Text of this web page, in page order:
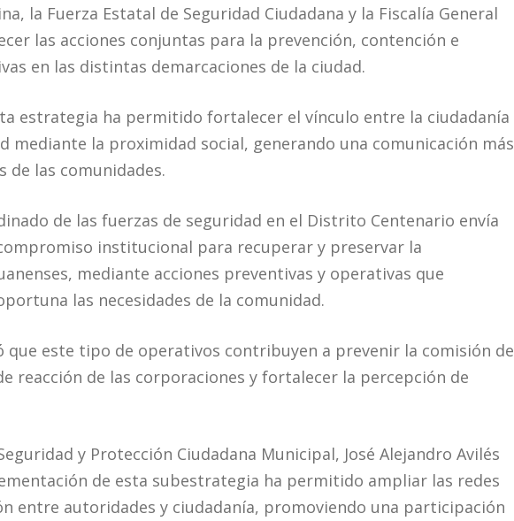
la Fuerza Estatal de Seguridad Ciudadana y la Fiscalía General
las acciones conjuntas para la prevención, contención e
en las distintas demarcaciones de la ciudad.
estrategia ha permitido fortalecer el vínculo entre la ciudadanía
mediante la proximidad social, generando una comunicación más
de las comunidades.
de las fuerzas de seguridad en el Distrito Centenario envía
institucional para recuperar y preservar la
mediante acciones preventivas y operativas que
las necesidades de la comunidad.
que este tipo de operativos contribuyen a prevenir la comisión de
reacción de las corporaciones y fortalecer la percepción de
y Protección Ciudadana Municipal, José Alejandro Avilés
de esta subestrategia ha permitido ampliar las redes
entre autoridades y ciudadanía, promoviendo una participación